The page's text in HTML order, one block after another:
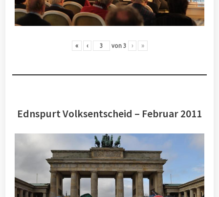
« ‹ von 3 › »
Ednspurt Volksentscheid – Februar 2011